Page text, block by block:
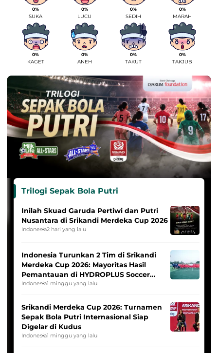
0%
SUKA
0%
LUCU
0%
SEDIH
0%
MARAH
0%
KAGET
0%
ANEH
0%
TAKUT
0%
TAKJUB
Trilogi Sepak Bola Putri
Inilah Skuad Garuda Pertiwi dan Putri
Nusantara di Srikandi Merdeka Cup 2026
Indonesia2 hari yang lalu
Indonesia Turunkan 2 Tim di Srikandi
Merdeka Cup 2026: Mayoritas Hasil
Pemantauan di HYDROPLUS Soccer
League
Indonesia1 minggu yang lalu
Srikandi Merdeka Cup 2026: Turnamen
Sepak Bola Putri Internasional Siap
Digelar di Kudus
Indonesia1 minggu yang lalu